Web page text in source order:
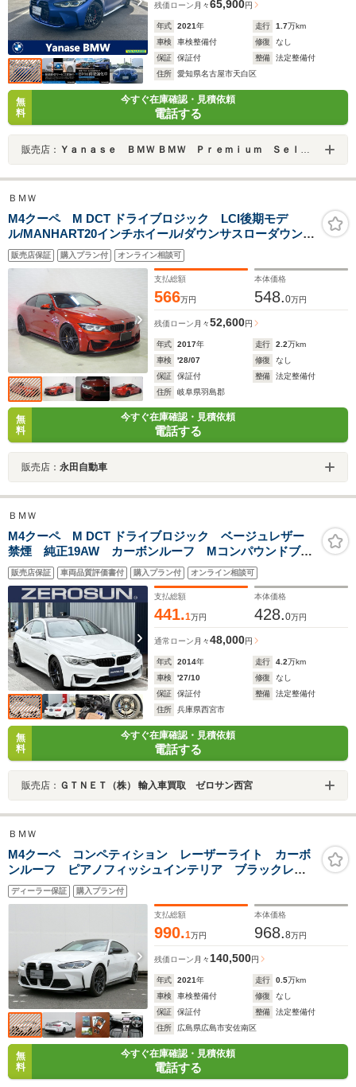
残価ローン 月々65,900円
年式 2021年 走行 1.7万km
車検
車検整備付 修復
なし
保証
保証付 整備
法定整備付
住所
愛知県名古屋市天白区
無
料
今すぐ在庫確認・見積依頼
電話する
販売店： Ｙａｎａｓｅ ＢＭＷ ＢＭＷ Ｐｒｅｍｉｕｍ Ｓｅｌｅｃｔｉｏｎ 天白
ＢＭＷ
M4クーペ M DCT ドライブロジック LCI後期モデ
ル/MANHART20インチホイール/ダウンサスローダウン/M
パフォーマンス フロントサイドリアスポイラー/カーボン
ステアリング/カーボンパドルシフト/カーボンシフトノブ/
販売店保証 購入プラン付 オンライン相談可
支払総額
566万円
本体価格
548.0万円
残価ローン 月々52,600円
年式 2017年 走行 2.2万km
車検
'28/07 修復
なし
保証
保証付 整備
法定整備付
住所
岐阜県羽島郡
無
料
今すぐ在庫確認・見積依頼
電話する
販売店： 永田自動車
ＢＭＷ
M4クーペ M DCT ドライブロジック ベージュレザー
禁煙 純正19AW カーボンルーフ Mコンパウンドブレ
ーキ HUD パドルシフト クルコン 純正ナビ フル
セグTV Bモニター ミラー内臓ETC ドライビングア
シスト アダプティブLEDヘッド
販売店保証 車両品質評価書付 購入プラン付 オンライン相談可
支払総額
441.1万円
本体価格
428.0万円
通常ローン 月々48,000円
年式 2014年 走行 4.2万km
車検
'27/10 修復
なし
保証
保証付 整備
法定整備付
住所
兵庫県西宮市
無
料
今すぐ在庫確認・見積依頼
電話する
販売店： ＧＴＮＥＴ（株） 輸入車買取 ゼロサン西宮
ＢＭＷ
M4クーペ コンペティション レーザーライト カーボ
ンルーフ ピアノフィッシュインテリア ブラックレザ
ーシート ベンチレーションシート ハーマンカードン
サウンド ヘッドアップディスプレイ レーンチェンッ
ディーラー保証 購入プラン付
支払総額
990.1万円
本体価格
968.8万円
残価ローン 月々140,500円
年式 2021年 走行 0.5万km
車検
車検整備付 修復
なし
保証
保証付 整備
法定整備付
住所
広島県広島市安佐南区
無
料
今すぐ在庫確認・見積依頼
電話する